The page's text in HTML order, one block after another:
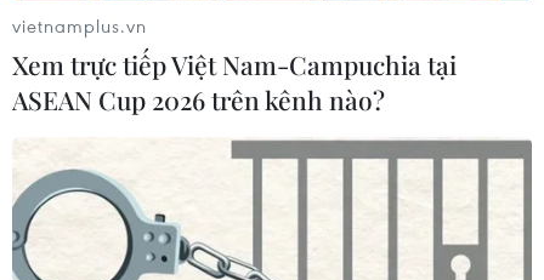
28/12/2015 08:25
VietinBank đã nỗ lực không ngừng cải thiện môi trường
làm việc, quan tâm chăm lo đời sống vật chất, tinh thần
của người lao động.
vietnamplus.vn
Xem trực tiếp Việt Nam-Campuchia tại
ASEAN Cup 2026 trên kênh nào?